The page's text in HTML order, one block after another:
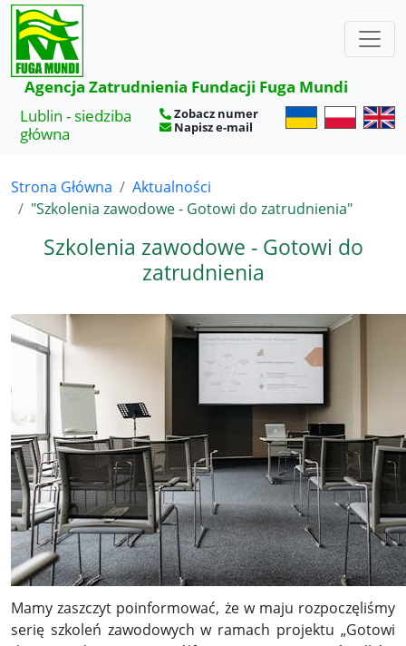
Agencja Zatrudnienia Fundacji Fuga Mundi
Lublin - siedziba
główna
Zobacz numer
Napisz e-mail
Strona Główna
Aktualności
"Szkolenia zawodowe - Gotowi do zatrudnienia"
Szkolenia zawodowe - Gotowi do
zatrudnienia
Mamy zaszczyt poinformować, że w maju rozpoczęliśmy
serię szkoleń zawodowych w ramach projektu „Gotowi